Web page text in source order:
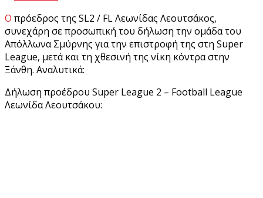
Ο πρόεδρος της SL2 / FL Λεωνίδας Λεουτσάκος,
συνεχάρη σε προσωπική του δήλωση την ομάδα του
Απόλλωνα Σμύρνης για την επιστροφή της στη Super
League, μετά και τη χθεσινή της νίκη κόντρα στην
Ξάνθη. Αναλυτικά:
Δήλωση προέδρου Super League 2 – Football League
Λεωνίδα Λεουτσάκου: